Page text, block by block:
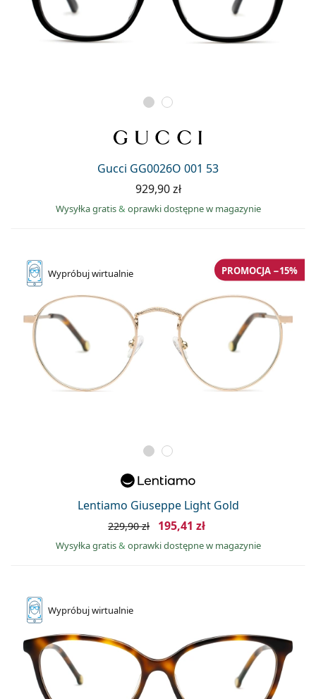
Gucci GG0026O 001 53
929,90 zł
Wysyłka gratis& oprawki dostępne w magazynie
Wypróbujwirtualnie
Lentiamo Giuseppe Light Gold
PROMOCJA −15%
229,90 zł 195,41 zł
Wysyłka gratis& oprawki dostępne w magazynie
Wypróbujwirtualnie